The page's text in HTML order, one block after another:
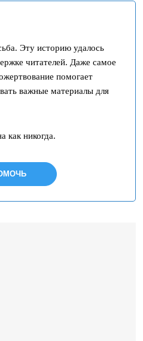
Эту историю удалось
читателей. Даже самое
помогает
важные материалы для
как никогда.